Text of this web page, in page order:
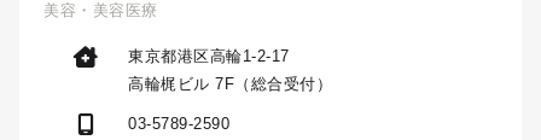
美容・美容医療
東京都港区高輪1-2-17
高輪梶ビル 7F（総合受付）
03-5789-2590